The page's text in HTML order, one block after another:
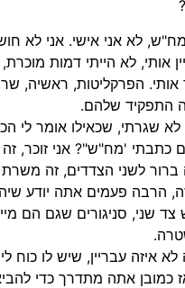
לא אני אישי. אני לא
אותי, לא הייתי דמות
הפרקליטות, ראשיה,
התפקיד שלהם.
לא שגרתי, שכאילו אומר
'מח"ש"? אני זוכר, זה היה
לשני הצדדים, זה
הרבה פעמים אתה יודע
שני, סניגורים שגם הם
איזה עבריין, שיש לו כוח
כמובן אתה מתדרך כדי